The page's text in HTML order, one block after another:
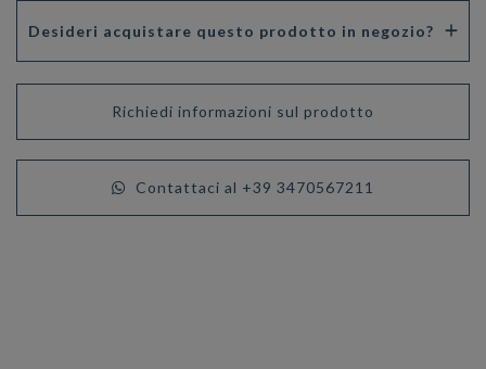
Desideri acquistare questo prodotto in negozio?
Richiedi informazioni sul prodotto
Contattaci al +39 3470567211